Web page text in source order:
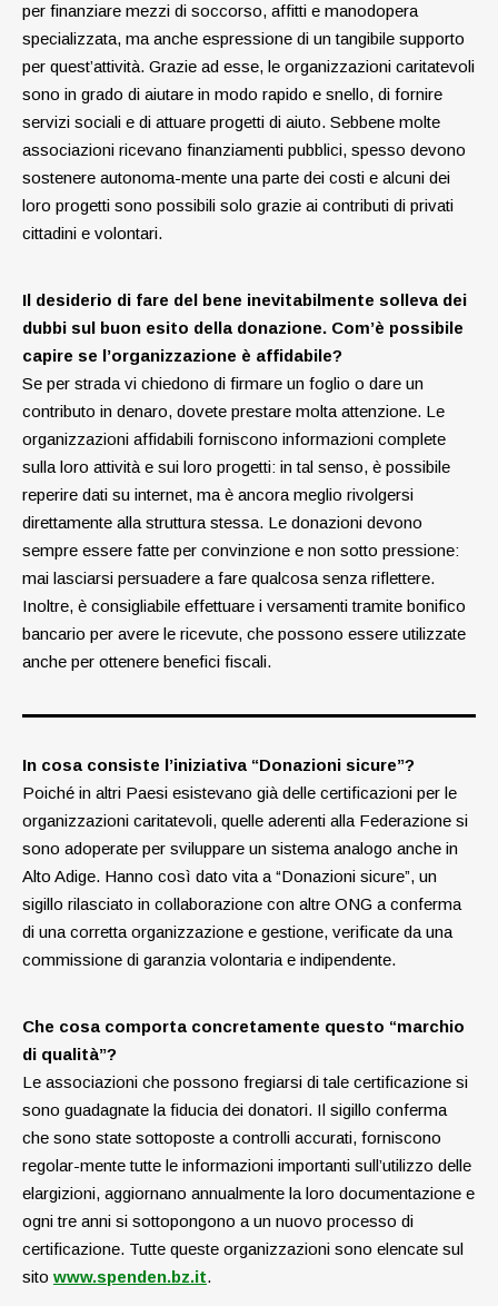
per finanziare mezzi di soccorso, affitti e manodopera
specializzata, ma anche espressione di un tangibile supporto
per quest’attività. Grazie ad esse, le organizzazioni caritatevoli
sono in grado di aiutare in modo rapido e snello, di fornire
servizi sociali e di attuare progetti di aiuto. Sebbene molte
associazioni ricevano finanziamenti pubblici, spesso devono
sostenere autonoma-mente una parte dei costi e alcuni dei
loro progetti sono possibili solo grazie ai contributi di privati
cittadini e volontari.
Il desiderio di fare del bene inevitabilmente solleva dei
dubbi sul buon esito della donazione. Com’è possibile
capire se l’organizzazione è affidabile?
Se per strada vi chiedono di firmare un foglio o dare un
contributo in denaro, dovete prestare molta attenzione. Le
organizzazioni affidabili forniscono informazioni complete
sulla loro attività e sui loro progetti: in tal senso, è possibile
reperire dati su internet, ma è ancora meglio rivolgersi
direttamente alla struttura stessa. Le donazioni devono
sempre essere fatte per convinzione e non sotto pressione:
mai lasciarsi persuadere a fare qualcosa senza riflettere.
Inoltre, è consigliabile effettuare i versamenti tramite bonifico
bancario per avere le ricevute, che possono essere utilizzate
anche per ottenere benefici fiscali.
In cosa consiste l’iniziativa “Donazioni sicure”?
Poiché in altri Paesi esistevano già delle certificazioni per le
organizzazioni caritatevoli, quelle aderenti alla Federazione si
sono adoperate per sviluppare un sistema analogo anche in
Alto Adige. Hanno così dato vita a “Donazioni sicure”, un
sigillo rilasciato in collaborazione con altre ONG a conferma
di una corretta organizzazione e gestione, verificate da una
commissione di garanzia volontaria e indipendente.
Che cosa comporta concretamente questo “marchio
di qualità”?
Le associazioni che possono fregiarsi di tale certificazione si
sono guadagnate la fiducia dei donatori. Il sigillo conferma
che sono state sottoposte a controlli accurati, forniscono
regolar-mente tutte le informazioni importanti sull’utilizzo delle
elargizioni, aggiornano annualmente la loro documentazione e
ogni tre anni si sottopongono a un nuovo processo di
certificazione. Tutte queste organizzazioni sono elencate sul
sito www.spenden.bz.it.